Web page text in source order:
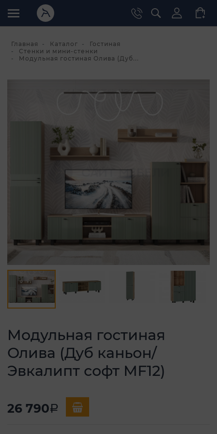
Главная Каталог
Гостиная
Стенки и мини-стенки
Модульная гостиная Олива (Дуб...
Модульная гостиная
Олива (Дуб каньон/
Эвкалипт софт MF12)
26 790a